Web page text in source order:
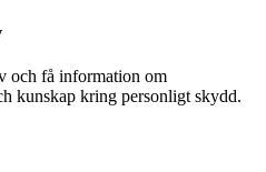
och få information om
kunskap kring personligt skydd.